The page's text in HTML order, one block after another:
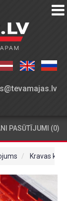
PASŪTĪJUMI (0)
Kravas